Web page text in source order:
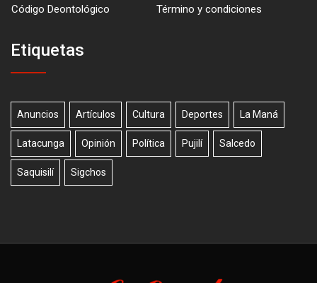
Código Deontológico
Término y condiciones
Etiquetas
Anuncios Artículos Cultura Deportes La Maná
Latacunga Opinión Política Pujilí Salcedo
Saquisilí Sigchos